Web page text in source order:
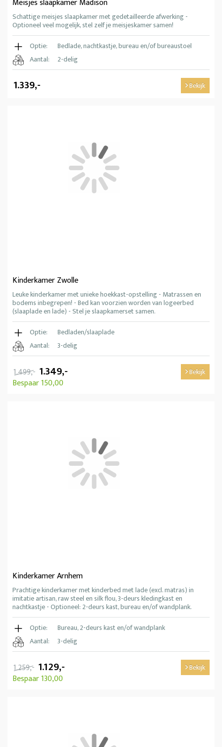
Schattige meisjes slaapkamer met gedetailleerde afwerking -
Optioneel veel mogelijk, stel zelf je meisjeskamer samen!
Optie:
Bedlade, nachtkastje, bureau en/of bureaustoel
Aantal:
2-delig
1.339,- Bekijk
Kinderkamer Zwolle
Leuke kinderkamer met unieke hoekkast-opstelling - Matrassen en
bodems inbegrepen! - Bed kan voorzien worden van logeerbed
(slaaplade en lade) - Stel je slaapkamerset samen.
Optie:
Bedladen/slaaplade
Aantal:
3-delig
1.499,- 1.349,-
Bespaar 150,00
Bekijk
Kinderkamer Arnhem
Prachtige kinderkamer met kinderbed met lade (excl. matras) in
imitatie artisan, raw steel en silk flou, 3-deurs kledingkast en
nachtkastje - Optioneel: 2-deurs kast, bureau en/of wandplank.
Optie:
Bureau, 2-deurs kast en/of wandplank
Aantal:
3-delig
1.259,- 1.129,-
Bespaar 130,00
Bekijk